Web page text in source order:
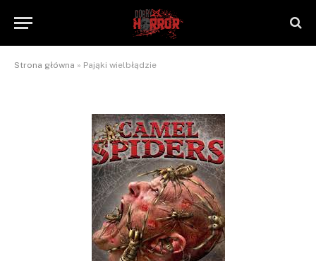
Strona główna » Pająki wielbłądzie
NaTrzeźwoNieWarto
2012-09-06